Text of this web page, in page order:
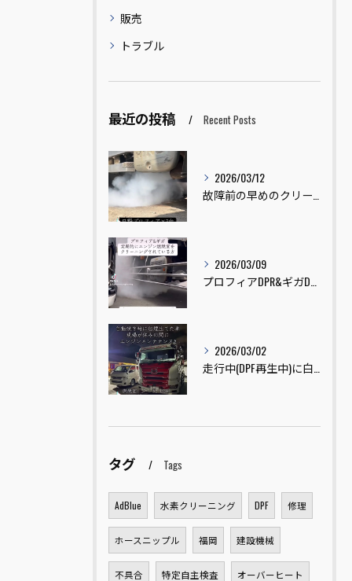
販売
トラブル
最近の投稿 Recent Posts
2026/03/12
故障前の早めのクリーニングのご依頼ありがとうございました😊
2026/03/09
プロフィアDPR&ギガDPDのクリーニングをさせていただきま...
2026/03/02
走行中(DPF再生中)に白煙が出ている車両を見た事はありませ...
タグ Tags
AdBlue 水素クリーニング DPF 修理
ホースニップル 福岡 建設機械
不具合 特定自主検査 オーバーヒート